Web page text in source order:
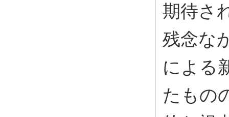
期待さ
残念な
による
たもの